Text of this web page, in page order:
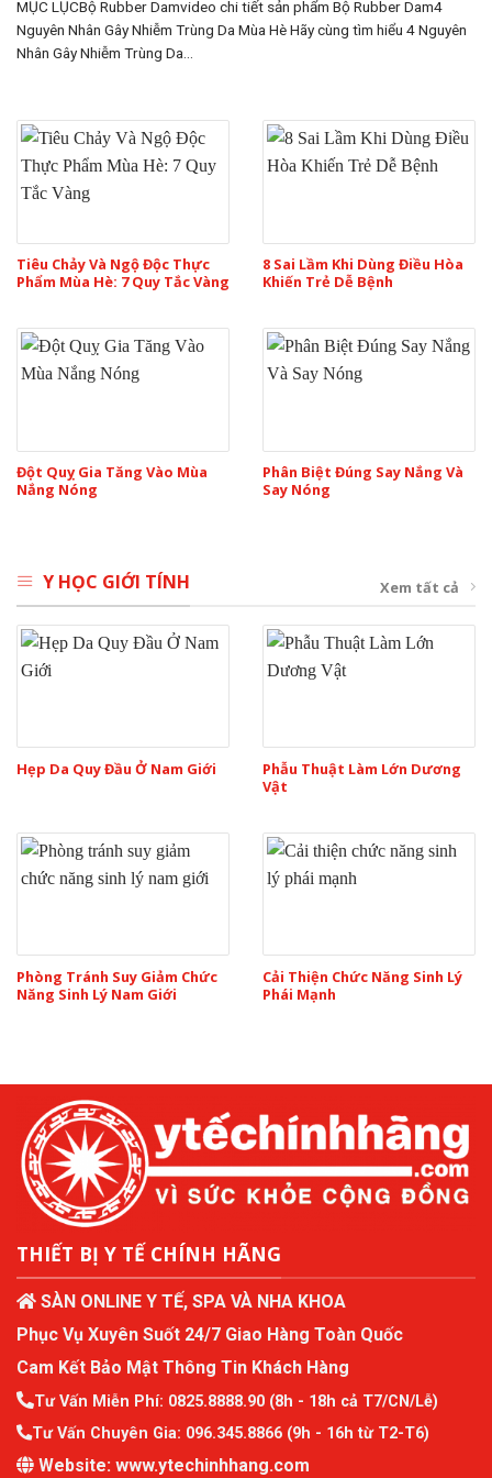
MỤC LỤCBộ Rubber Damvideo chi tiết sản phẩm Bộ Rubber Dam4
Nguyên Nhân Gây Nhiễm Trùng Da Mùa Hè Hãy cùng tìm hiểu 4 Nguyên
Nhân Gây Nhiễm Trùng Da...
Tiêu Chảy Và Ngộ Độc Thực
Phẩm Mùa Hè: 7 Quy Tắc Vàng
8 Sai Lầm Khi Dùng Điều Hòa
Khiến Trẻ Dễ Bệnh
Đột Quỵ Gia Tăng Vào Mùa
Nắng Nóng
Phân Biệt Đúng Say Nắng Và
Say Nóng
Y HỌC GIỚI TÍNH Xem tất cả
Hẹp Da Quy Đầu Ở Nam Giới
Phẫu Thuật Làm Lớn Dương
Vật
Phòng Tránh Suy Giảm Chức
Năng Sinh Lý Nam Giới
Cải Thiện Chức Năng Sinh Lý
Phái Mạnh
THIẾT BỊ Y TẾ CHÍNH HÃNG
SÀN ONLINE Y TẾ, SPA VÀ NHA KHOA
Phục Vụ Xuyên Suốt 24/7 Giao Hàng Toàn Quốc
Cam Kết Bảo Mật Thông Tin Khách Hàng
Tư Vấn Miễn Phí: 0825.8888.90 (8h - 18h cả T7/CN/Lễ)
Tư Vấn Chuyên Gia: 096.345.8866 (9h - 16h từ T2-T6)
Website: www.ytechinhhang.com